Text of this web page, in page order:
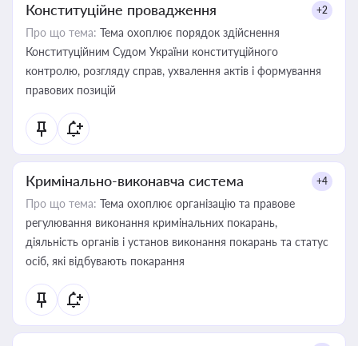
Конституційне провадження +2
Про що тема: Тема охоплює порядок здійснення
Конституційним Судом України конституційного
контролю, розгляду справ, ухвалення актів і формування
правових позицій
Кримінально-виконавча система +4
Про що тема: Тема охоплює організацію та правове
регулювання виконання кримінальних покарань,
діяльність органів і установ виконання покарань та статус
осіб, які відбувають покарання